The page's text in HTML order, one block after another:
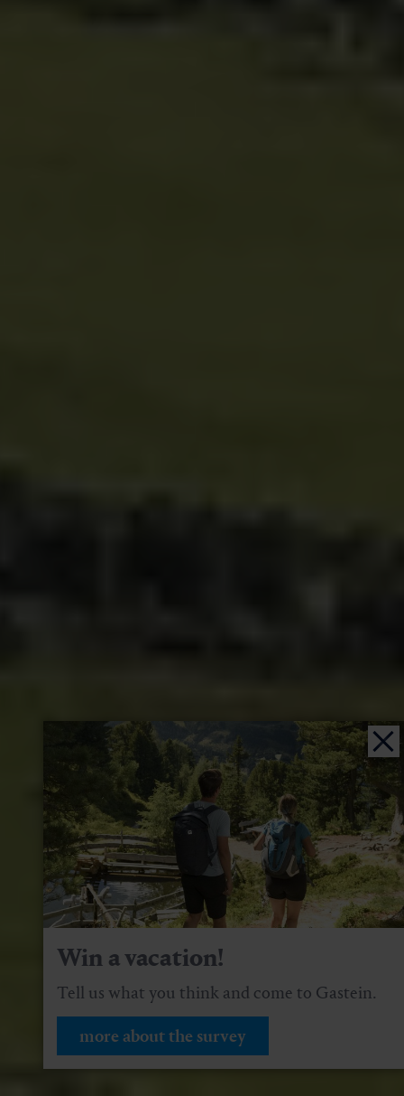
Win a vacation!
Tell us what you think and come to Gastein.
more about the survey